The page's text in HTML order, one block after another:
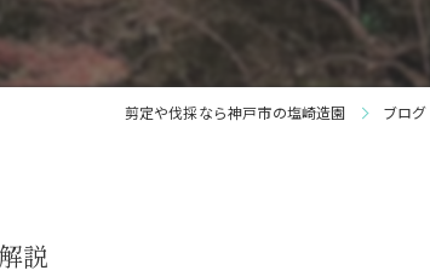
剪定や伐採なら神戸市の塩崎造園 ブログ
説